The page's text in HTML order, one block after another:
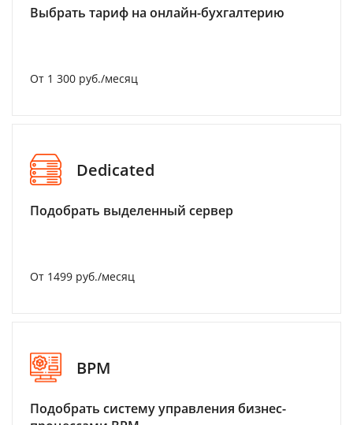
Выбрать тариф на онлайн-бухгалтерию
От 1 300 руб./месяц
Dedicated
Подобрать выделенный сервер
От 1499 руб./месяц
BPM
Подобрать систему управления бизнес-